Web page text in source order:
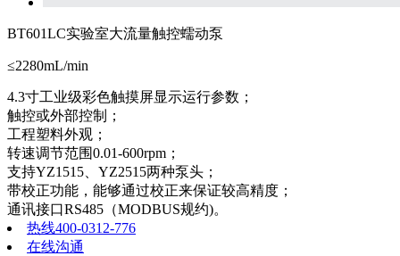
BT601LC实验室大流量触控蠕动泵
≤2280mL/min
4.3寸工业级彩色触摸屏显示运行参数；
触控或外部控制；
工程塑料外观；
转速调节范围0.01-600rpm；
支持YZ1515、YZ2515两种泵头；
带校正功能，能够通过校正来保证较高精度；
通讯接口RS485（MODBUS规约)。
热线400-0312-776
在线沟通